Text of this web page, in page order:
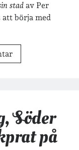
stad av Per
att börja med
Söder
på